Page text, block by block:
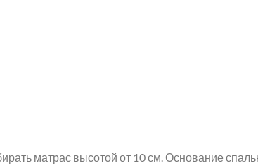
матрас высотой от 10 см. Основание